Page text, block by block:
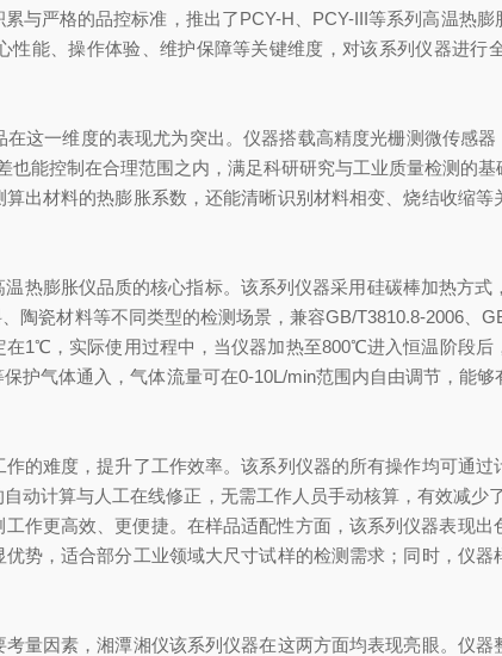
与严格的品控标准，推出了PCY-H、PCY-III等系列高温热
能、操作体验、维护保障等关键维度，对该系列仪器进行
一维度的表现尤为突出。仪器搭载高精度光栅测微传感器
能控制在合理范围之内，满足科研研究与工业质量检测的
出材料的热膨胀系数，还能清晰识别材料相变、烧结收缩
膨胀仪品质的核心指标。该系列仪器采用硅碳棒加热方
陶瓷材料等不同类型的检测场景，兼容GB/T3810.8-2006、
1℃，实际使用过程中，当仪器加热至800℃进入恒温阶段后
护气体通入，气体流量可在0-10L/min范围内自由调节，能
难度，提升了工作效率。该系列仪器的所有操作均可通过
动计算与人工在线修正，无需工作人员手动核算，有效减
作更高效、更便捷。在样品适配性方面，该系列仪器表现
势，适合部分工业领域大尺寸试样的检测需求；同时，仪
因素，湘潭湘仪该系列仪器在这两方面均表现亮眼。仪器